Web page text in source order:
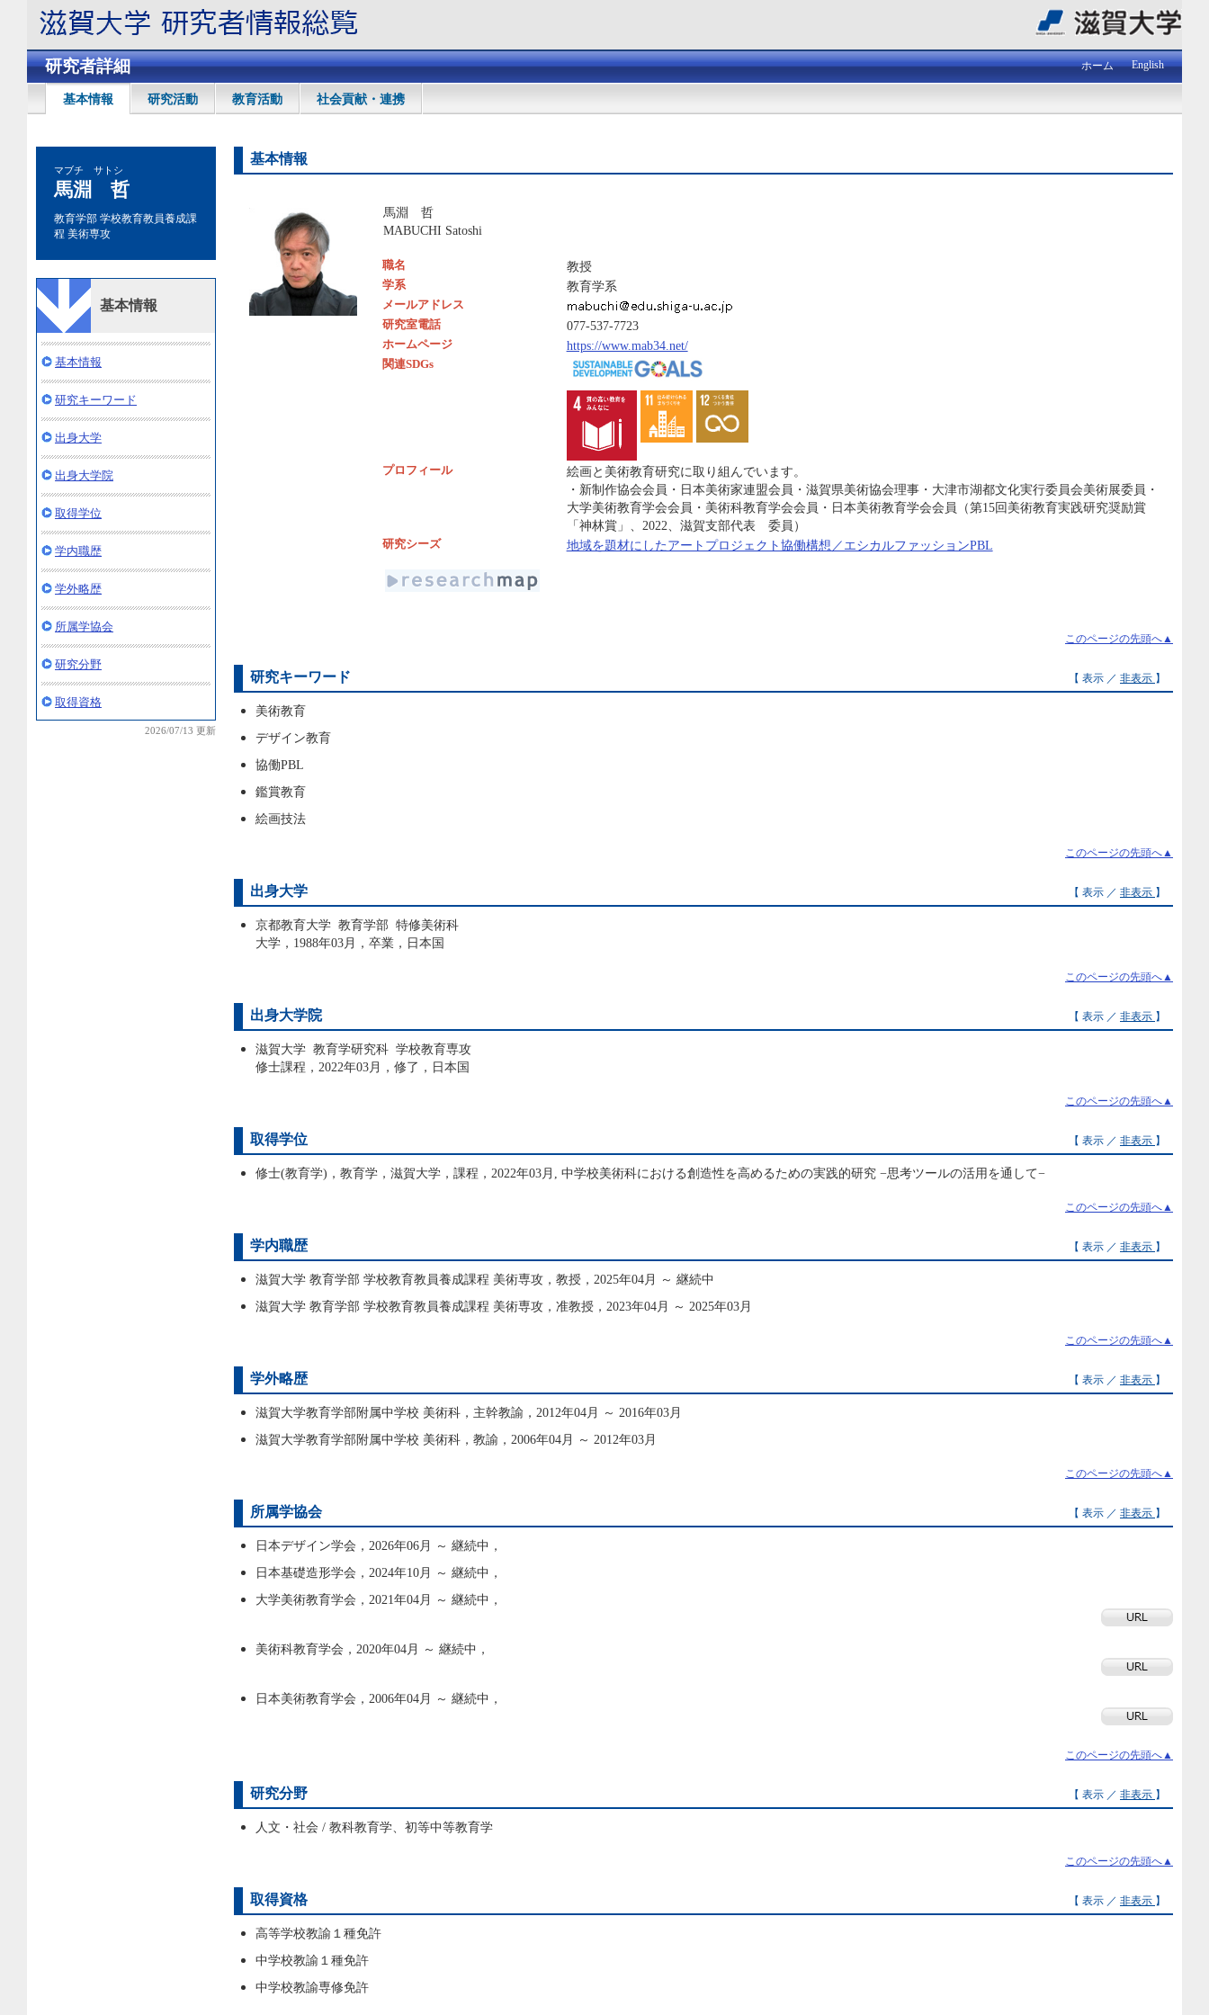
研究者詳細 ホーム English
基本情報 研究活動 教育活動 社会貢献・連携
マブチ サトシ
馬淵 哲
教育学部 学校教育教員養成課
程 美術専攻
基本情報
基本情報
研究キーワード
出身大学
出身大学院
取得学位
学内職歴
学外略歴
所属学協会
研究分野
取得資格
2026/07/13 更新
基本情報
馬淵 哲
MABUCHI Satoshi
職名 教授
学系 教育学系
メールアドレス
研究室電話
077-537-7723
ホームページ https://www.mab34.net/
関連SDGs
プロフィール
絵画と美術教育研究に取り組んでいます。
・新制作協会会員・日本美術家連盟会員・滋賀県美術協会理事・大津市湖都文化実行委員会美術展委員・
大学美術教育学会会員・美術科教育学会会員・日本美術教育学会会員（第15回美術教育実践研究奨励賞
「神林賞」、2022、滋賀支部代表 委員）
研究シーズ 地域を題材にしたアートプロジェクト協働構想／エシカルファッションPBL
このページの先頭へ▲
研究キーワード 【 表示 ／ 非表示 】
美術教育
デザイン教育
協働PBL
鑑賞教育
絵画技法
このページの先頭へ▲
出身大学 【 表示 ／ 非表示 】
京都教育大学 教育学部 特修美術科
大学，1988年03月，卒業，日本国
このページの先頭へ▲
出身大学院 【 表示 ／ 非表示 】
滋賀大学 教育学研究科 学校教育専攻
修士課程，2022年03月，修了，日本国
このページの先頭へ▲
取得学位 【 表示 ／ 非表示 】
修士(教育学)，教育学，滋賀大学，課程，2022年03月, 中学校美術科における創造性を高めるための実践的研究 −思考ツールの活用を通して−
このページの先頭へ▲
学内職歴 【 表示 ／ 非表示 】
滋賀大学 教育学部 学校教育教員養成課程 美術専攻，教授，2025年04月 ～ 継続中
滋賀大学 教育学部 学校教育教員養成課程 美術専攻，准教授，2023年04月 ～ 2025年03月
このページの先頭へ▲
学外略歴 【 表示 ／ 非表示 】
滋賀大学教育学部附属中学校 美術科，主幹教諭，2012年04月 ～ 2016年03月
滋賀大学教育学部附属中学校 美術科，教諭，2006年04月 ～ 2012年03月
このページの先頭へ▲
所属学協会 【 表示 ／ 非表示 】
日本デザイン学会，2026年06月 ～ 継続中，
日本基礎造形学会，2024年10月 ～ 継続中，
大学美術教育学会，2021年04月 ～ 継続中，
美術科教育学会，2020年04月 ～ 継続中，
日本美術教育学会，2006年04月 ～ 継続中，
このページの先頭へ▲
研究分野 【 表示 ／ 非表示 】
人文・社会 / 教科教育学、初等中等教育学
このページの先頭へ▲
取得資格 【 表示 ／ 非表示 】
高等学校教諭１種免許
中学校教諭１種免許
中学校教諭専修免許